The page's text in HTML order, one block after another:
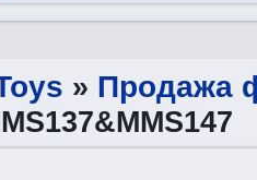
» Продажа